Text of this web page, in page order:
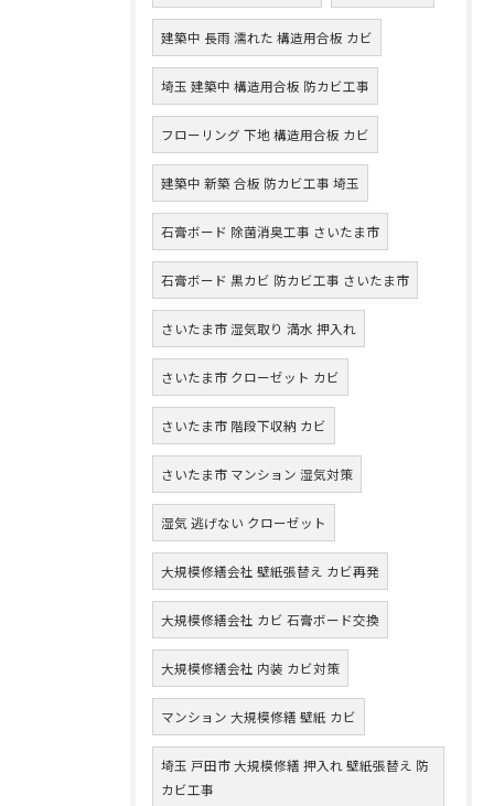
建築中 長雨 濡れた 構造用合板 カビ
埼玉 建築中 構造用合板 防カビ工事
フローリング 下地 構造用合板 カビ
建築中 新築 合板 防カビ工事 埼玉
石膏ボード 除菌消臭工事 さいたま市
石膏ボード 黒カビ 防カビ工事 さいたま市
さいたま市 湿気取り 満水 押入れ
さいたま市 クローゼット カビ
さいたま市 階段下収納 カビ
さいたま市 マンション 湿気対策
湿気 逃げない クローゼット
大規模修繕会社 壁紙張替え カビ再発
大規模修繕会社 カビ 石膏ボード交換
大規模修繕会社 内装 カビ対策
マンション 大規模修繕 壁紙 カビ
埼玉 戸田市 大規模修繕 押入れ 壁紙張替え 防
カビ工事